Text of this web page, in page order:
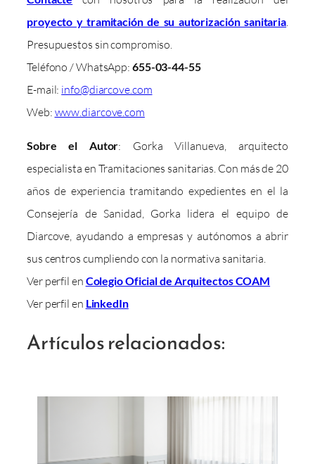
proyecto y tramitación de su autorización sanitaria
Presupuestos sin compromiso.
Teléfono / WhatsApp: 655-03-44-55
E-mail: info@diarcove.com
Web: www.diarcove.com
Sobre el Autor: Gorka Villanueva, arquitecto
especialista en Tramitaciones sanitarias. Con más de 20
años de experiencia tramitando expedientes en el la
Consejería de Sanidad, Gorka lidera el equipo de
Diarcove, ayudando a empresas y autónomos a abrir
sus centros cumpliendo con la normativa sanitaria.
Ver perfil en Colegio Oficial de Arquitectos COAM
Ver perfil en LinkedIn
Artículos relacionados: